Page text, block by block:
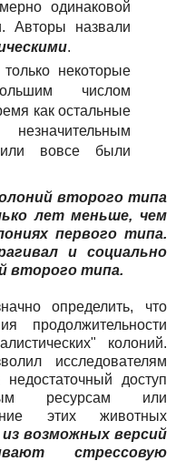
одинаковой
Авторы назвали
.
некоторые
числом
как остальные
или вовсе были
второго типа
лет меньше, чем
первого типа.
и социально
второго типа.
определить, что
продолжительности
колоний.
исследователям
доступ
ресурсам или
этих животных
возможных версий
стрессовую